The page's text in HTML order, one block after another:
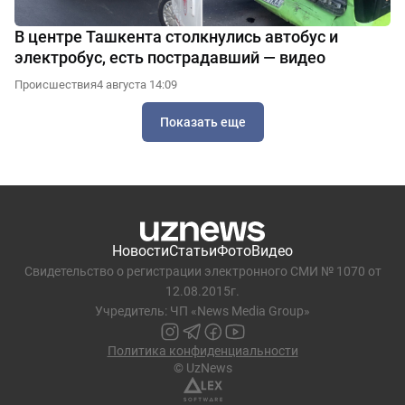
В центре Ташкента столкнулись автобус и
электробус, есть пострадавший — видео
Происшествия4 августа 14:09
Показать еще
НовостиСтатьиФотоВидео
Свидетельство о регистрации электронного СМИ № 1070 от
12.08.2015г.
Учредитель: ЧП «News Media Group»
Политика конфиденциальности
© UzNews